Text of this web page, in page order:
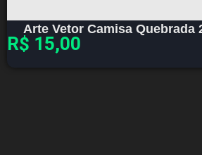
Arte Vetor Camisa Quebrada
R$ 15,00